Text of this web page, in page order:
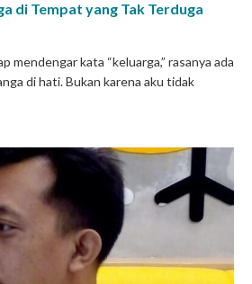
di Tempat yang Tak Terduga
mendengar kata “keluarga,” rasanya ada
di hati. Bukan karena aku tidak